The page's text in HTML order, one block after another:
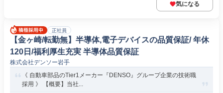
気になる
正社員
【金ヶ崎/転勤無】半導体,電子デバイスの品質保証/ 年休
120日/福利厚生充実 半導体品質保証
株式会社デンソー岩手
《 自動車部品のTier1メーカー『DENSO』グループ企業の技術職
採用 》 【概要】当社...